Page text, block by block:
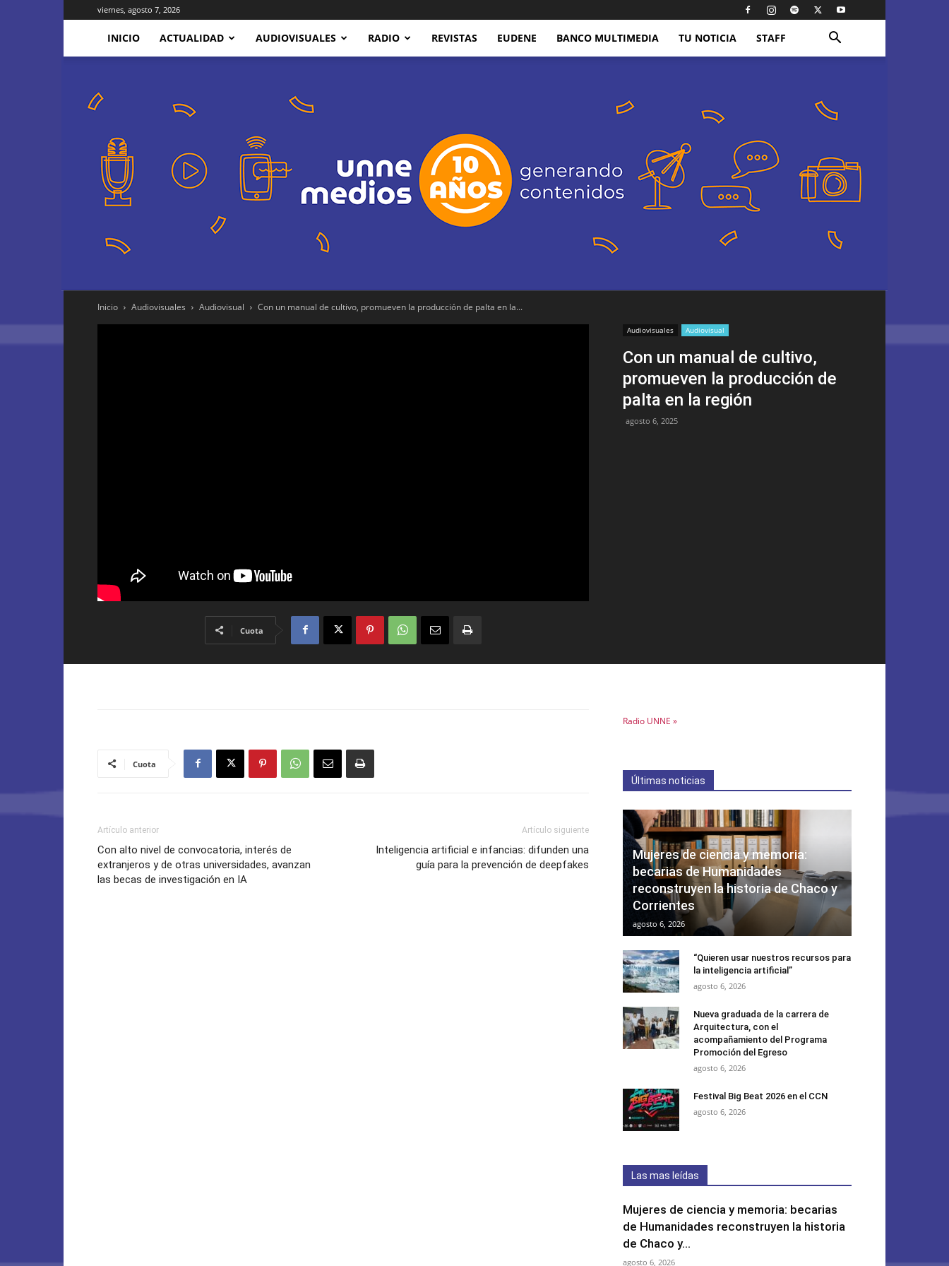
viernes, agosto 7, 2026
INICIO ACTUALIDAD AUDIOVISUALES RADIO REVISTAS EUDENE BANCO MULTIMEDIA TU NOTICIA STAFF
Inicio Audiovisuales Audiovisual Con un manual de cultivo, promueven la producción de palta en la...
Audiovisuales Audiovisual
Con un manual de cultivo,
promueven la producción de
palta en la región
agosto 6, 2025
Cuota
Cuota
Artículo anterior
Con alto nivel de convocatoria, interés de
extranjeros y de otras universidades, avanzan
las becas de investigación en IA
Artículo siguiente
Inteligencia artificial e infancias: difunden una
guía para la prevención de deepfakes
Radio UNNE »
Últimas noticias
Mujeres de ciencia y memoria:
becarias de Humanidades
reconstruyen la historia de Chaco y
Corrientes
agosto 6, 2026
“Quieren usar nuestros recursos para
la inteligencia artificial”
agosto 6, 2026
Nueva graduada de la carrera de
Arquitectura, con el
acompañamiento del Programa
Promoción del Egreso
agosto 6, 2026
Festival Big Beat 2026 en el CCN
agosto 6, 2026
Las mas leídas
Mujeres de ciencia y memoria: becarias
de Humanidades reconstruyen la historia
de Chaco y...
agosto 6, 2026